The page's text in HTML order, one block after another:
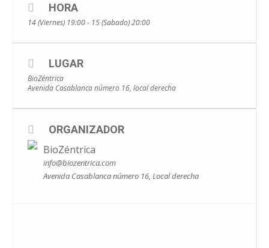
Aportación: 11 euros.
+ INFO Y RESERVA DE PLAZA: 605154865 ☎️ O
INFO@BIOZENTRICA.COM
HORA
14 (Viernes) 19:00 - 15 (Sabado) 20:00
LUGAR
BioZéntrica
Avenida Casablanca número 16, local derecha
ORGANIZADOR
BioZéntrica
info@biozentrica.com
Avenida Casablanca número 16, Local derecha